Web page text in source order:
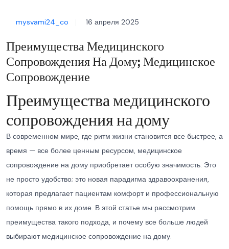
mysvami24_co 16 апреля 2025
Преимущества Медицинского
Сопровождения На Дому; Медицинское
Сопровождение
Преимущества медицинского
сопровождения на дому
В современном мире, где ритм жизни становится все быстрее, а
время — все более ценным ресурсом, медицинское
сопровождение на дому приобретает особую значимость. Это
не просто удобство; это новая парадигма здравоохранения,
которая предлагает пациентам комфорт и профессиональную
помощь прямо в их доме. В этой статье мы рассмотрим
преимущества такого подхода, и почему все больше людей
выбирают медицинское сопровождение на дому.